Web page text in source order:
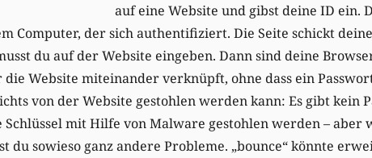
auf eine Website und gibst deine ID ein.
Computer, der sich authentifiziert. Die Seite schickt
du auf der Website eingeben. Dann sind deine
Website miteinander verknüpft, ohne dass ein
von der Website gestohlen werden kann: Es gibt kein
mit Hilfe von Malware gestohlen werden – aber
du sowieso ganz andere Probleme. „bounce“ könnte